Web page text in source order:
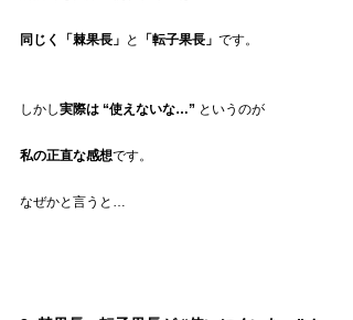
同じく「棘果長」 と 「転子果長」 です。
しかし実際は “使えないな…” というのが
私の正直な感想です。
なぜかと言うと…